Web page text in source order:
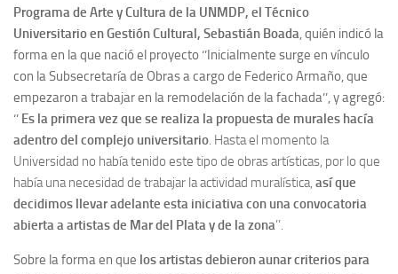
Programa de Arte y Cultura de la UNMDP, el Técnico
Universitario en Gestión Cultural, Sebastián Boada, quién indicó la
forma en la que nació el proyecto ‘’Inicialmente surge en vínculo
con la Subsecretaría de Obras a cargo de Federico Armaño, que
empezaron a trabajar en la remodelación de la fachada’’, y agregó:
‘’ Es la primera vez que se realiza la propuesta de murales hacía
adentro del complejo universitario. Hasta el momento la
Universidad no había tenido este tipo de obras artísticas, por lo que
había una necesidad de trabajar la actividad muralística, así que
decidimos llevar adelante esta iniciativa con una convocatoria
abierta a artistas de Mar del Plata y de la zona’’.
Sobre la forma en que los artistas debieron aunar criterios para